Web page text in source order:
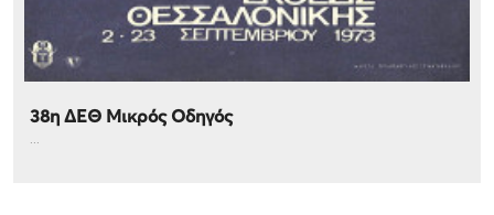
38η ΔΕΘ Μικρός Οδηγός
...